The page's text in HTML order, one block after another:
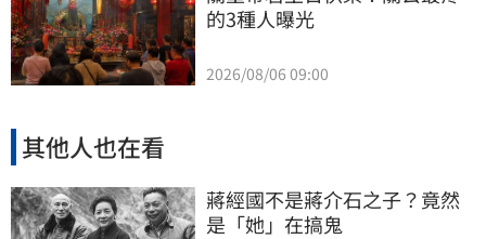
的3種人曝光
2026/08/06 09:00
其他人也在看
蔣經國不是蔣介石之子？竟然
是「她」在搞鬼